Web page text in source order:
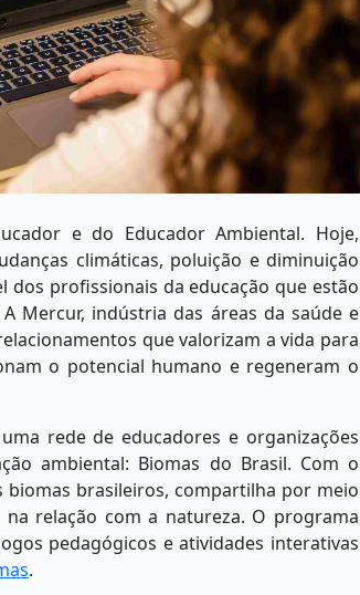
e do Educador Ambiental. Hoje,
climáticas, poluição e diminuição
profissionais da educação que estão
Mercur, indústria das áreas da saúde e
que valorizam a vida para
o potencial humano e regeneram o
rede de educadores e organizações
ambiental: Biomas do Brasil. Com o
brasileiros, compartilha por meio
relação com a natureza. O programa
pedagógicos e atividades interativas
.